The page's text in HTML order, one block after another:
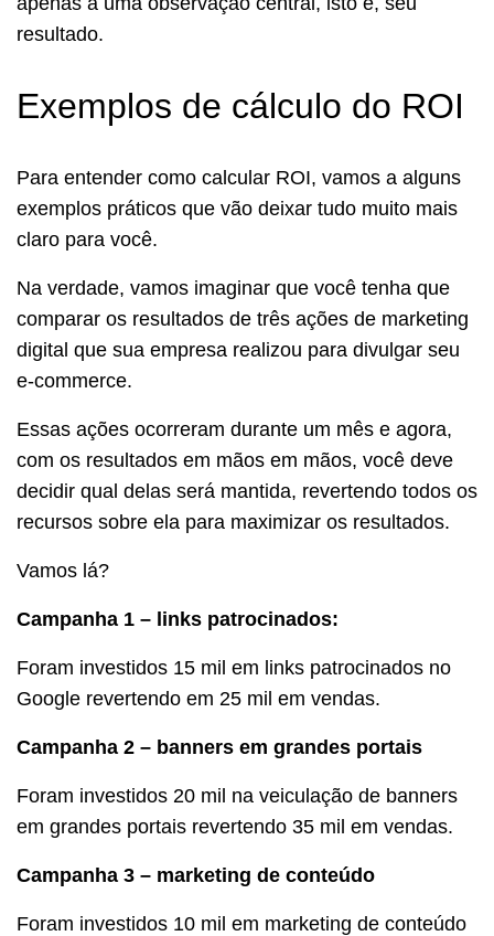
resultado.
Exemplos de cálculo do ROI
Para entender como calcular ROI, vamos a alguns
exemplos práticos que vão deixar tudo muito mais
claro para você.
Na verdade, vamos imaginar que você tenha que
comparar os resultados de três ações de marketing
digital que sua empresa realizou para divulgar seu
e-commerce.
Essas ações ocorreram durante um mês e agora,
com os resultados em mãos em mãos, você deve
decidir qual delas será mantida, revertendo todos os
recursos sobre ela para maximizar os resultados.
Vamos lá?
Campanha 1 – links patrocinados:
Foram investidos 15 mil em links patrocinados no
Google revertendo em 25 mil em vendas.
Campanha 2 – banners em grandes portais
Foram investidos 20 mil na veiculação de banners
em grandes portais revertendo 35 mil em vendas.
Campanha 3 – marketing de conteúdo
Foram investidos 10 mil em marketing de conteúdo